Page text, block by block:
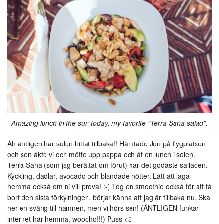
Amazing lunch in the sun today, my favorite “Terra Sana salad”.
Åh äntligen har solen hittat tillbaka!! Hämtade Jon på flygplatsen
och sen åkte vi och mötte upp pappa och åt en lunch i solen.
Terra Sana (som jag berättat om förut) har det godaste salladen.
Kyckling, dadlar, avocado och blandade nötter. Lätt att laga
hemma också om ni vill prova! :-) Tog en smoothie också för att få
bort den sista förkylningen, börjar känna att jag är tillbaka nu. Ska
ner en sväng till hamnen, men vi hörs sen! (ÄNTLIGEN funkar
internet här hemma, woooho!!!) Puss <3